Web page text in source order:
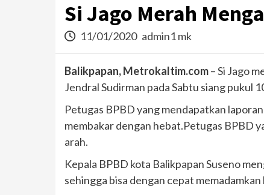
Si Jago Merah
11/01/2020 admin1 mk
Balikpapan, Metrokaltim.com– Si Jago
Jendral Sudirman pada Sabtu siang pukul
Petugas BPBD yang mendapatkan
membakar dengan hebat.Petugas BPBD
arah.
Kepala BPBD kota Balikpapan Suseno
sehingga bisa dengan cepat memadamkan